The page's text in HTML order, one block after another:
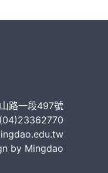
路一段497號
by Mingdao